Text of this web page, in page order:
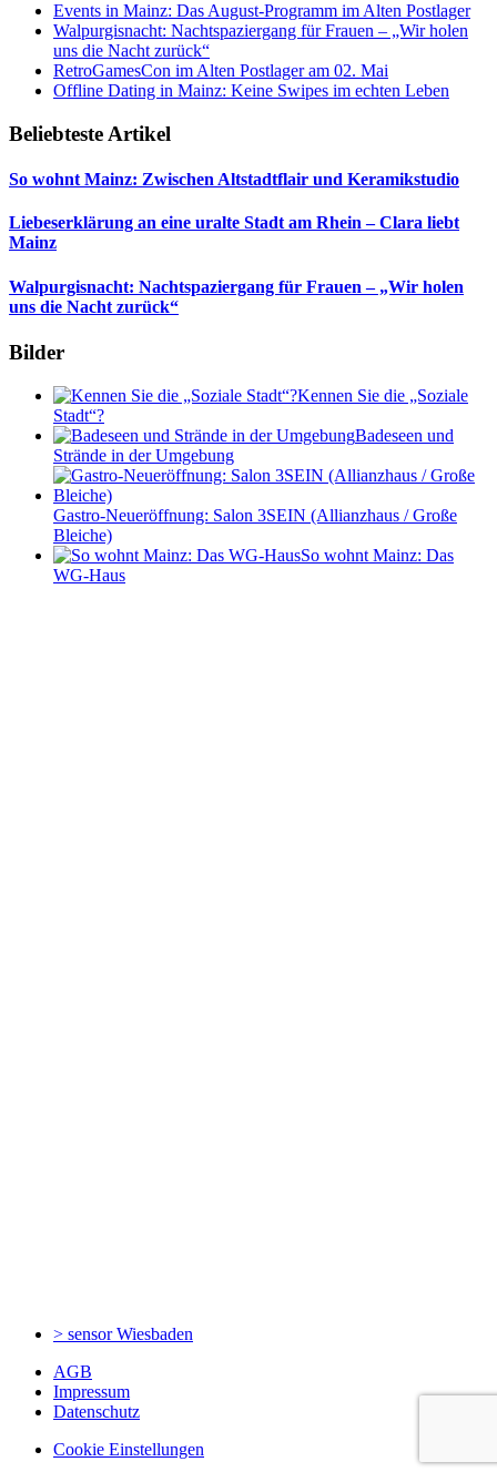
Events in Mainz: Das August-Programm im Alten Postlager
Walpurgisnacht: Nachtspaziergang für Frauen – „Wir holen
uns die Nacht zurück“
RetroGamesCon im Alten Postlager am 02. Mai
Offline Dating in Mainz: Keine Swipes im echten Leben
Beliebteste Artikel
So wohnt Mainz: Zwischen Altstadtflair und Keramikstudio
Liebeserklärung an eine uralte Stadt am Rhein – Clara liebt
Mainz
Walpurgisnacht: Nachtspaziergang für Frauen – „Wir holen
uns die Nacht zurück“
Bilder
Kennen Sie die „Soziale
Stadt“?
Badeseen und
Strände in der Umgebung
Gastro-Neueröffnung: Salon 3SEIN (Allianzhaus / Große
Bleiche)
So wohnt Mainz: Das
WG-Haus
> sensorWiesbaden
AGB
Impressum
Datenschutz
Cookie Einstellungen